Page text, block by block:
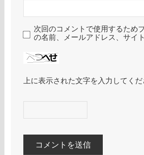
次回のコメントで使用するため
の名前、メールアドレス、サイ
上に表示された文字を入力してくだ